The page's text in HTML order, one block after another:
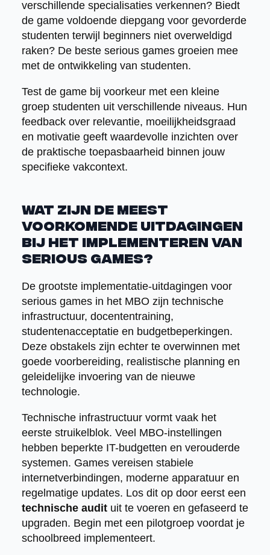
verschillende specialisaties verkennen? Biedt
de game voldoende diepgang voor gevorderde
studenten terwijl beginners niet overweldigd
raken? De beste serious games groeien mee
met de ontwikkeling van studenten.
Test de game bij voorkeur met een kleine
groep studenten uit verschillende niveaus. Hun
feedback over relevantie, moeilijkheidsgraad
en motivatie geeft waardevolle inzichten over
de praktische toepasbaarheid binnen jouw
specifieke vakcontext.
Wat zijn de meest
voorkomende uitdagingen
bij het implementeren van
serious games?
De grootste implementatie-uitdagingen voor
serious games in het MBO zijn technische
infrastructuur, docententraining,
studentenacceptatie en budgetbeperkingen.
Deze obstakels zijn echter te overwinnen met
goede voorbereiding, realistische planning en
geleidelijke invoering van de nieuwe
technologie.
Technische infrastructuur vormt vaak het
eerste struikelblok. Veel MBO-instellingen
hebben beperkte IT-budgetten en verouderde
systemen. Games vereisen stabiele
internetverbindingen, moderne apparatuur en
regelmatige updates. Los dit op door eerst een
technische audituit te voeren en gefaseerd te
upgraden. Begin met een pilotgroep voordat je
schoolbreed implementeert.